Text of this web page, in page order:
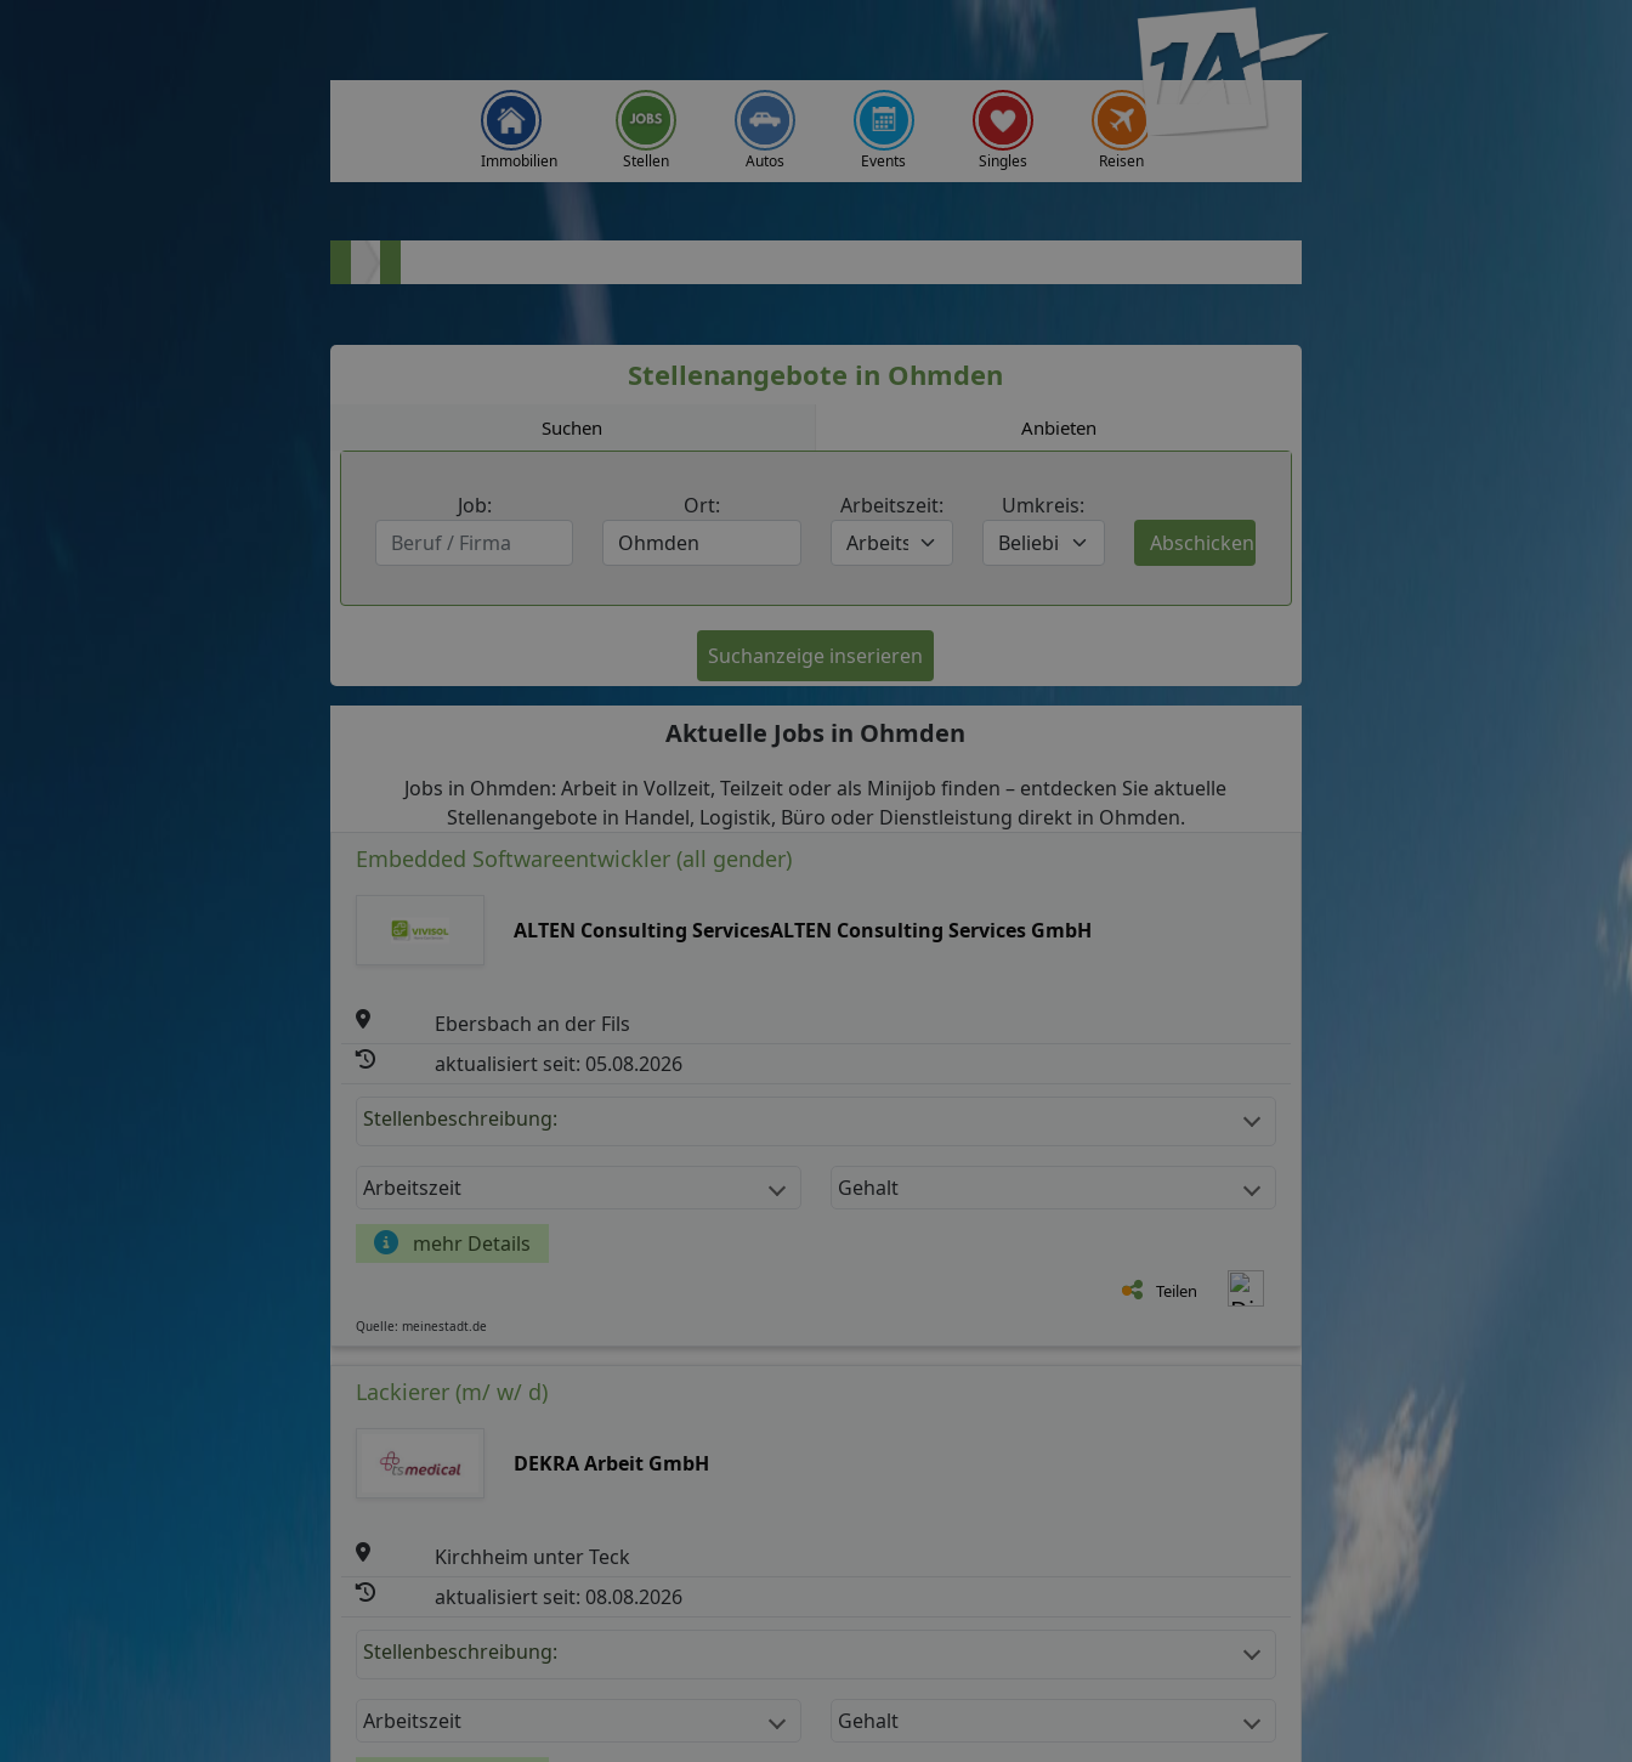
Immobilien Stellen Autos Events Singles Reisen
Stellenangebote in Ohmden
Suchen Anbieten
Job: Ort: Arbeitszeit: Umkreis:
Suchanzeige inserieren
Aktuelle Jobs in Ohmden
Jobs in Ohmden: Arbeit in Vollzeit, Teilzeit oder als Minijob finden – entdecken Sie aktuelle
Stellenangebote in Handel, Logistik, Büro oder Dienstleistung direkt in Ohmden.
Embedded Softwareentwickler (all gender)
ALTEN Consulting ServicesALTEN Consulting Services GmbH
Ebersbach an der Fils
aktualisiert seit: 05.08.2026
Stellenbeschreibung:
Arbeitszeit Gehalt
mehr Details
Teilen
Quelle: meinestadt.de
Lackierer (m/ w/ d)
DEKRA Arbeit GmbH
Kirchheim unter Teck
aktualisiert seit: 08.08.2026
Stellenbeschreibung:
Arbeitszeit Gehalt